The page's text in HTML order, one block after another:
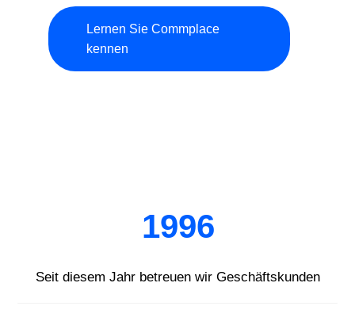
Lernen Sie Commplace
kennen
1996
Seit diesem Jahr betreuen wir Geschäftskunden